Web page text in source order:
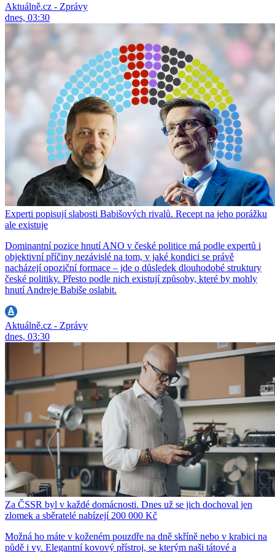
Aktuálně.cz - Zprávy
dnes, 03:30
Experti popisují slabosti Babišových rivalů. Recept na jeho porážku
ale existuje
Dominantní pozice hnutí ANO v české politice má podle expertů i
objektivní příčiny nezávislé na tom, v jaké kondici se právě
nacházejí opoziční formace – jde o důsledek dlouhodobé struktury
české politiky. Přesto podle nich existují způsoby, které by mohly
hnutí Andreje Babiše oslabit.
Aktuálně.cz - Zprávy
dnes, 03:30
Za ČSSR byl v každé domácnosti. Dnes už se jich dochoval jen
zlomek a sběratelé nabízejí 200 000 Kč
Možná ho máte v koženém pouzdře na dně skříně nebo v krabici na
půdě i vy. Elegantní kovový přístroj, se kterým naši tátové a